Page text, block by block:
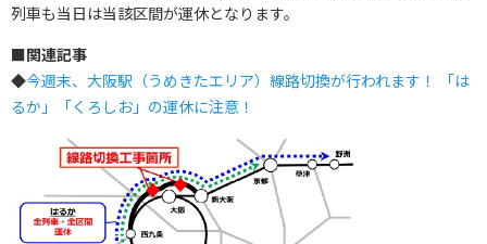
列車も当日は当該区間が運休となります。
■関連記事
◆今週末、大阪駅（うめきたエリア）線路切換が行われます！ 「は
るか」「くろしお」の運休に注意！